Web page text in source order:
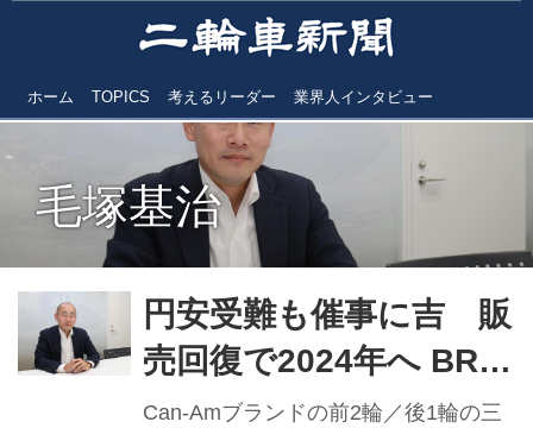
ホーム TOPICS 考えるリーダー 業界人インタビュー
毛塚基治
円安受難も催事に吉 販
売回復で2024年へ BRP
ジャパン 毛塚基治代表
Can-Amブランドの前2輪／後1輪の三